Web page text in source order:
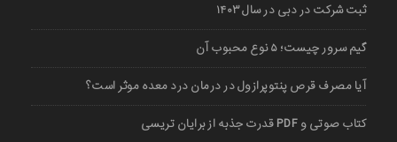
ثبت شرکت در دبی در سال ۱۴۰۳
گیم سرور چیست؛ ۵ نوع محبوب آن
آیا مصرف قرص پنتوپرازول در درمان درد معده موثر است؟
کتاب صوتی و PDF قدرت جذبه از برایان تریسی